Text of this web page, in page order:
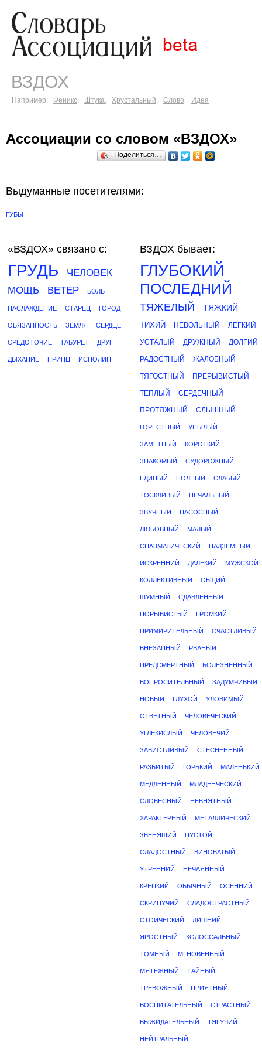
Например: Феникс, Штука, Хрустальный, Слово, Идея
Ассоциации со словом «ВЗДОХ»
Поделиться…
Выдуманные посетителями:
ГУБЫ
«ВЗДОХ» связано с:
ГРУДЬ
ЧЕЛОВЕК
МОЩЬ
ВЕТЕР БОЛЬ
НАСЛАЖДЕНИЕ СТАРЕЦ ГОРОД
ОБЯЗАННОСТЬ ЗЕМЛЯ СЕРДЦЕ
СРЕДОТОЧИЕ ТАБУРЕТ ДРУГ
ДЫХАНИЕ ПРИНЦ ИСПОЛИН
ВЗДОХ бывает:
ГЛУБОКИЙ
ПОСЛЕДНИЙ
ТЯЖЕЛЫЙ ТЯЖКИЙ
ТИХИЙ НЕВОЛЬНЫЙ ЛЕГКИЙ
УСТАЛЫЙ ДРУЖНЫЙ ДОЛГИЙ
РАДОСТНЫЙ ЖАЛОБНЫЙ
ТЯГОСТНЫЙ ПРЕРЫВИСТЫЙ
ТЕПЛЫЙ СЕРДЕЧНЫЙ
ПРОТЯЖНЫЙ СЛЫШНЫЙ
ГОРЕСТНЫЙ УНЫЛЫЙ
ЗАМЕТНЫЙ КОРОТКИЙ
ЗНАКОМЫЙ СУДОРОЖНЫЙ
ЕДИНЫЙ ПОЛНЫЙ СЛАБЫЙ
ТОСКЛИВЫЙ ПЕЧАЛЬНЫЙ
ЗВУЧНЫЙ НАСОСНЫЙ
ЛЮБОВНЫЙ МАЛЫЙ
СПАЗМАТИЧЕСКИЙ НАДЗЕМНЫЙ
ИСКРЕННИЙ ДАЛЕКИЙ МУЖСКОЙ
КОЛЛЕКТИВНЫЙ ОБЩИЙ
ШУМНЫЙ СДАВЛЕННЫЙ
ПОРЫВИСТЫЙ ГРОМКИЙ
ПРИМИРИТЕЛЬНЫЙ СЧАСТЛИВЫЙ
ВНЕЗАПНЫЙ РВАНЫЙ
ПРЕДСМЕРТНЫЙ БОЛЕЗНЕННЫЙ
ВОПРОСИТЕЛЬНЫЙ ЗАДУМЧИВЫЙ
НОВЫЙ ГЛУХОЙ УЛОВИМЫЙ
ОТВЕТНЫЙ ЧЕЛОВЕЧЕСКИЙ
УГЛЕКИСЛЫЙ ЧЕЛОВЕЧИЙ
ЗАВИСТЛИВЫЙ СТЕСНЕННЫЙ
РАЗБИТЫЙ ГОРЬКИЙ МАЛЕНЬКИЙ
МЕДЛЕННЫЙ МЛАДЕНЧЕСКИЙ
СЛОВЕСНЫЙ НЕВНЯТНЫЙ
ХАРАКТЕРНЫЙ МЕТАЛЛИЧЕСКИЙ
ЗВЕНЯЩИЙ ПУСТОЙ
СЛАДОСТНЫЙ ВИНОВАТЫЙ
УТРЕННИЙ НЕЧАЯННЫЙ
КРЕПКИЙ ОБЫЧНЫЙ ОСЕННИЙ
СКРИПУЧИЙ СЛАДОСТРАСТНЫЙ
СТОИЧЕСКИЙ ЛИШНИЙ
ЯРОСТНЫЙ КОЛОССАЛЬНЫЙ
ТОМНЫЙ МГНОВЕННЫЙ
МЯТЕЖНЫЙ ТАЙНЫЙ
ТРЕВОЖНЫЙ ПРИЯТНЫЙ
ВОСПИТАТЕЛЬНЫЙ СТРАСТНЫЙ
ВЫЖИДАТЕЛЬНЫЙ ТЯГУЧИЙ
НЕЙТРАЛЬНЫЙ